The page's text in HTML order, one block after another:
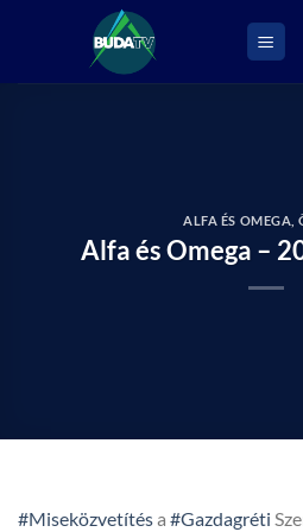
ALFA ÉS OMEGA
Alfa és Omega –
#Miseközvetítésa #Gazdagréti